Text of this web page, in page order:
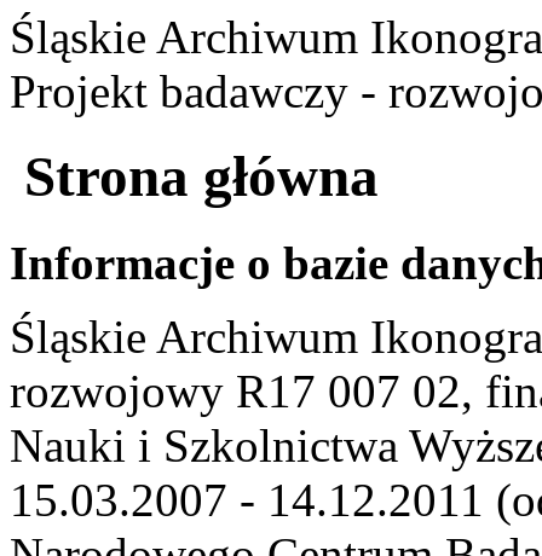
Śląskie Archiwum
Projekt badawczy -
Strona główna
Informacje o bazie
Śląskie Archiwum
rozwojowy R17 007 02,
Nauki i Szkolnictwa
15.03.2007 - 14.12.2011